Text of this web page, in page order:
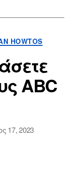
HOWTOS
ABC
17, 2023